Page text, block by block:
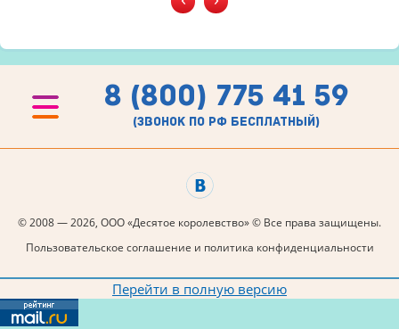
8 (800) 775 41 59
(звонок по рф бесплатный)
© 2008 — 2026, ООО «Десятое королевство» © Все права защищены.
Пользовательское соглашение и политика конфиденциальности
Перейти в полную версию